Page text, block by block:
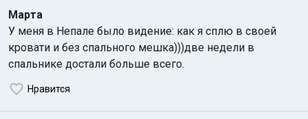
Марта
У меня в Непале было видение: как я сплю в своей
кровати и без спального мешка)))две недели в
спальнике достали больше всего.
Нравится